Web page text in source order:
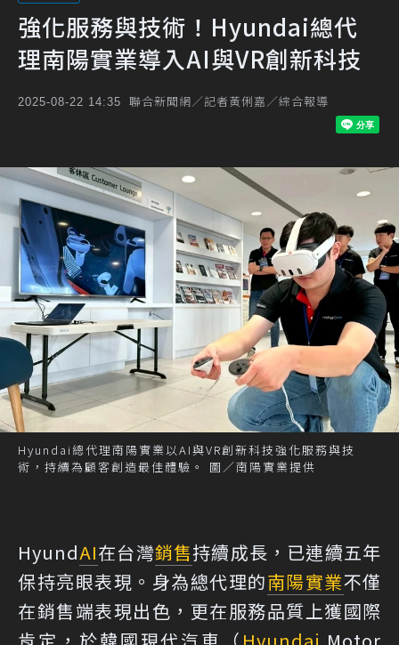
強化服務與技術！Hyundai總代
理南陽實業導入AI與VR創新科技
2025-08-22 14:35 聯合新聞網／記者黃俐嘉／綜合報導
Hyundai總代理南陽實業以AI與VR創新科技強化服務與技
術，持續為顧客創造最佳體驗。 圖／南陽實業提供
HyundAI在台灣銷售持續成長，已連續五年
保持亮眼表現。身為總代理的南陽實業不僅
在銷售端表現出色，更在服務品質上獲國際